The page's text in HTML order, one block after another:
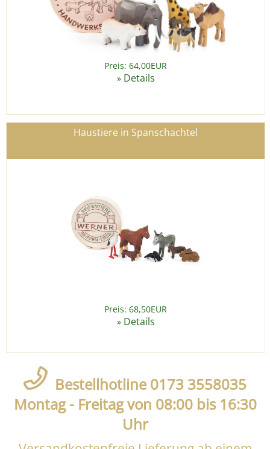
Preis: 64,00EUR
» Details
Haustiere in Spanschachtel
Preis: 68,50EUR
» Details
Bestellhotline 0173 3558035
Montag - Freitag von 08:00 bis 16:30
Uhr